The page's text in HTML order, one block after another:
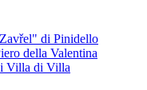
di Pinidello
della Valentina
Villa di Villa